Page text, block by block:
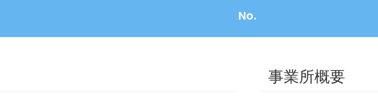
No.
事業所概要